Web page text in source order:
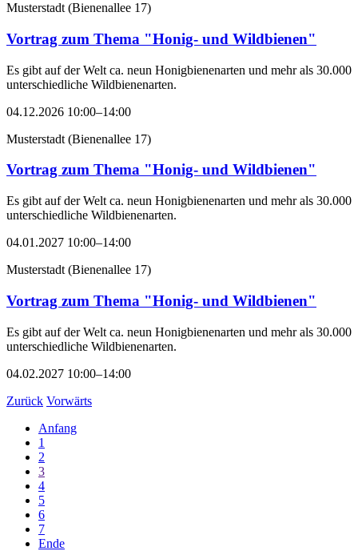
Musterstadt (Bienenallee 17)
Vortrag zum Thema "Honig- und Wildbienen"
Es gibt auf der Welt ca. neun Honigbienenarten und mehr als 30.000
unterschiedliche Wildbienenarten.
04.12.2026 10:00–14:00
Musterstadt (Bienenallee 17)
Vortrag zum Thema "Honig- und Wildbienen"
Es gibt auf der Welt ca. neun Honigbienenarten und mehr als 30.000
unterschiedliche Wildbienenarten.
04.01.2027 10:00–14:00
Musterstadt (Bienenallee 17)
Vortrag zum Thema "Honig- und Wildbienen"
Es gibt auf der Welt ca. neun Honigbienenarten und mehr als 30.000
unterschiedliche Wildbienenarten.
04.02.2027 10:00–14:00
Zurück Vorwärts
Anfang
1
2
3
4
5
6
7
Ende